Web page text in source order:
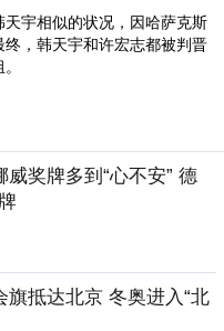
宇相似的状况，因哈萨克斯
，韩天宇和许宏志都被判晋
威奖牌多到“心不安” 德
旗抵达北京 冬奥进入“北